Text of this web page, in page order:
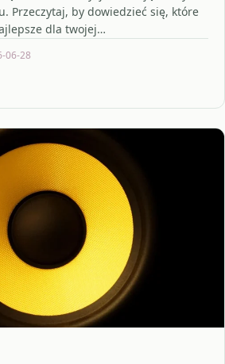
Przeczytaj, by dowiedzieć się, które
dla twojej…
06-28